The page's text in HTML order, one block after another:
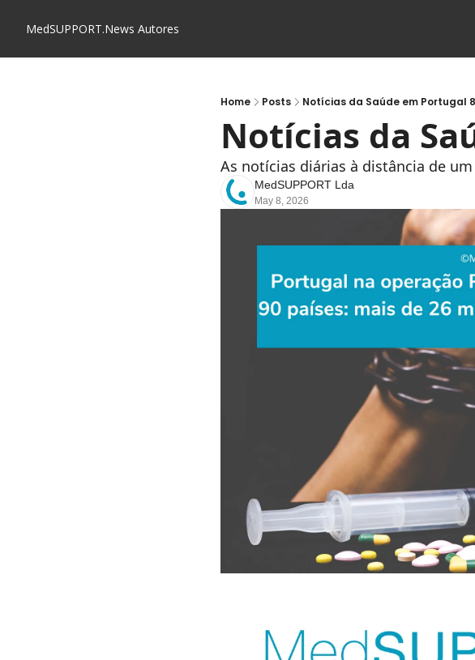
MedSUPPORT.News Autores
Home Posts Notícias da Saúde em Portugal
Notícias da
As notícias diárias à distância de
MedSUPPORT Lda
May 8, 2026